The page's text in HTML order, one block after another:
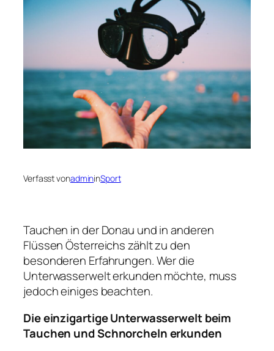
Verfasst vonadmininSport
Tauchen in der Donau und in anderen
Flüssen Österreichs zählt zu den
besonderen Erfahrungen. Wer die
Unterwasserwelt erkunden möchte, muss
jedoch einiges beachten.
Die einzigartige Unterwasserwelt beim
Tauchen und Schnorcheln erkunden